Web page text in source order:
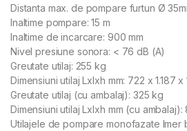
Distanta max. de pompare furtun Ø
Inaltime pompare: 15 m
Inaltime de incarcare: 900 mm
Nivel presiune sonora: < 76 dB (A)
Greutate utilaj: 255 kg
Dimensiuni utilaj Lxlxh mm: 722 x 1.187 x
Greutate utilaj (cu ambalaj): 325 kg
Dimensiuni utilaj Lxlxh mm (cu ambalaj):
Utilajele de pompare monofazate Imer